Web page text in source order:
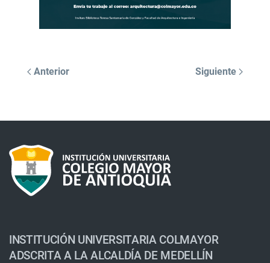
Anterior Siguiente
INSTITUCIÓN UNIVERSITARIA COLMAYOR
ADSCRITA A LA ALCALDÍA DE MEDELLÍN